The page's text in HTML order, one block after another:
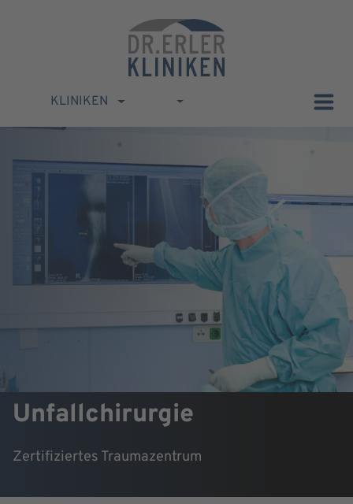
KLINIKEN
Unfallchirurgie
Zertifiziertes Traumazentrum